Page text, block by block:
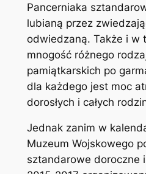
Pancerniaka
lubianą przez
odwiedzaną. Także i w
mnogość różnego
pamiątkarskich po
dla każdego jest moc
dorosłych i całych
Jednak zanim w
Muzeum Wojskowego
sztandarowe doroczne